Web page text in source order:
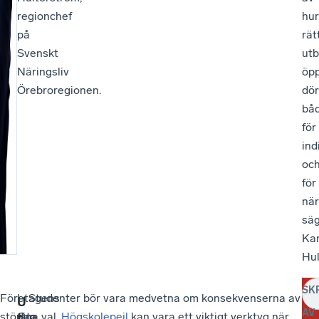
regionchef
på
Svenskt
Näringsliv
Örebroregionen.
hur
för
för
Företagens
största
–
Om
U
I
dag
– Studenter bör vara medvetna om konsekvenserna av
sina val. Högskolepejl kan vara ett viktigt verktyg när
AV